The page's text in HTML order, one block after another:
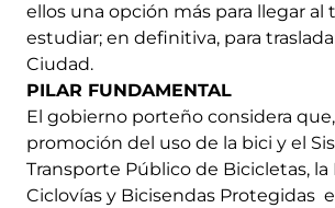
ellos una opción más para llegar al
estudiar; en definitiva, para
Ciudad.
PILAR FUNDAMENTAL
El gobierno porteño considera
promoción del uso de la bici y el
Transporte Público de Bicicletas, la
Ciclovías y Bicisendas Protegidas